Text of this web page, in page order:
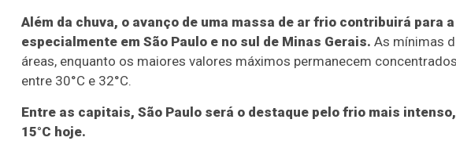
Além da chuva, o avanço de uma massa de ar frio contribuirá para
especialmente em São Paulo e no sul de Minas Gerais. As mínimas
áreas, enquanto os maiores valores máximos permanecem
entre 30°C e 32°C.
Entre as capitais, São Paulo será o destaque pelo frio mais
15°C hoje.